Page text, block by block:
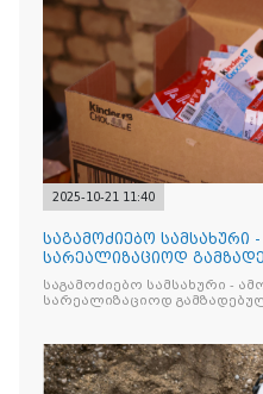
2025-10-21 11:40
საგამოძიებო სამსახური
სარეალიზაციოდ
მეტი „Jacobs Monar
საგამოძიებო სამსახური -
სარეალიზაციოდ
„Raffaello”-ს სასაქონლო
ტკბილეული